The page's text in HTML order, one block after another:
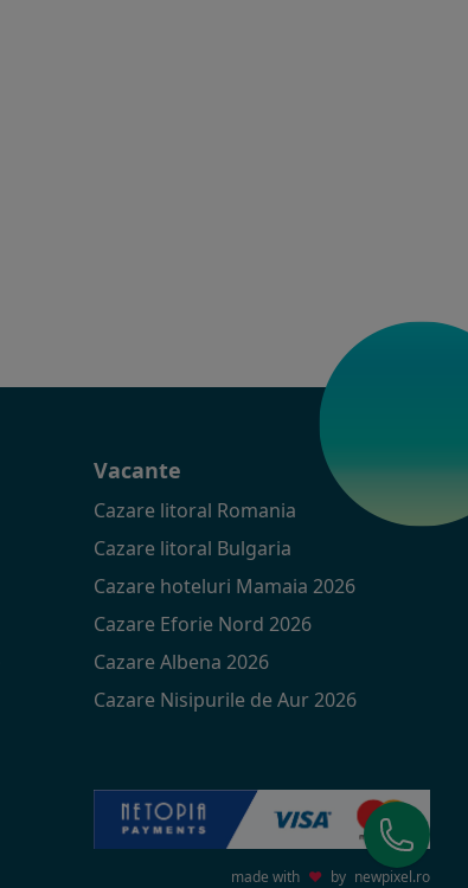
Vacante
Cazare litoral Romania
Cazare litoral Bulgaria
Cazare hoteluri Mamaia 2026
Cazare Eforie Nord 2026
Cazare Albena 2026
Cazare Nisipurile de Aur 2026
made with ♥ by newpixel.ro